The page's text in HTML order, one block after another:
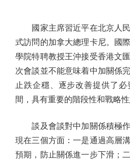
國家主席習近平在北京人民
式訪問的加拿大總理卡尼。國
學院特聘教授王沖接受香港文
次會談並不能意味着中加關係
止跌企穩、逐步改善提供了
間，具有重要的階段性和戰略性
談及會談對中加關係積極作
現在三個方面：一是通過高層
預期，防止關係進一步下滑；